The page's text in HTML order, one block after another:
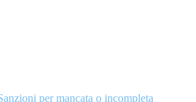
per mancata o incompleta